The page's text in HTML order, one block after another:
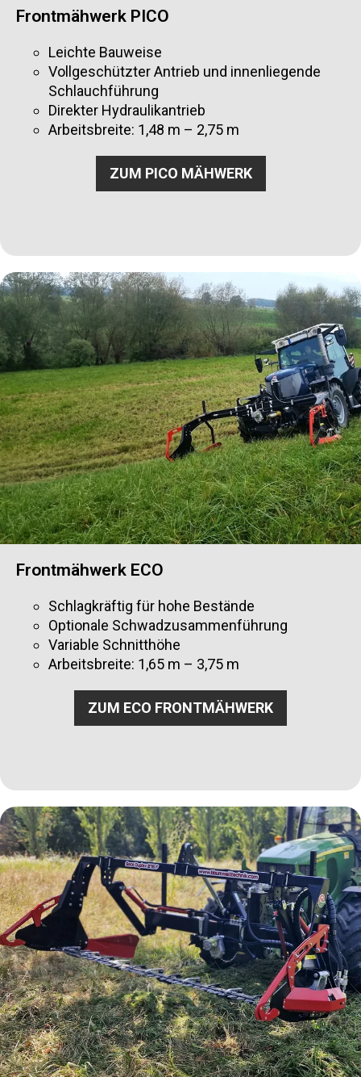
Frontmähwerk PICO
Leichte Bauweise
Vollgeschützter Antrieb und innenliegende
Schlauchführung
Direkter Hydraulikantrieb
Arbeitsbreite: 1,48 m – 2,75 m
ZUM PICO MÄHWERK
Frontmähwerk ECO
Schlagkräftig für hohe Bestände
Optionale Schwadzusammenführung
Variable Schnitthöhe
Arbeitsbreite: 1,65 m – 3,75 m
ZUM ECO FRONTMÄHWERK